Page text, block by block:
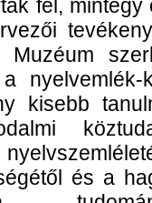
fel,
nyelvemlék-
kisebb
és a